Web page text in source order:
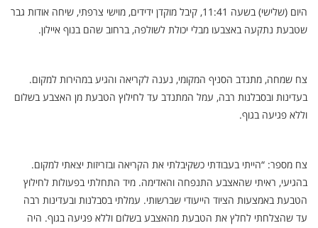
היום (שלישי) בשעה 11:41, קיבל מוקדן ידידים, מוישי צרפתי, שיחה אודות גבר
שטבעת נתקעה באצבעו מבלי יכולת לשולפה, ברחוב שהם בנוף איילון.
צח שמחה, מתנדב הסניף המקומי, נענה לקריאה והגיע במהירות למקום.
בעדינות ובסבלנות רבה, עמל המתנדב עד לחילוץ הטבעת מן האצבע בשלום
וללא פגיעה בגוף.
צח מספר: “הייתי בעבודתי כשקיבלתי את הקריאה ובזריזות יצאתי למקום.
בהגיעי, ראיתי שהאצבע התנפחה והאדימה. מיד התחלתי בפעולות לחילוץ
הטבעת באמצעות הציוד הייעודי שברשותי. עמלתי בסבלנות ובעדינות רבה
עד שהצלחתי לחלץ את הטבעת מהאצבע בשלום וללא פגיעה בגוף. היה